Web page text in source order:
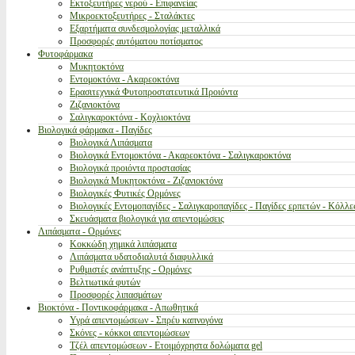
Εκτοξευτήρες νερού - Επιφανείας
Μικροεκτοξευτήρες - Σταλάκτες
Εξαρτήματα συνδεσμολογίας μεταλλικά
Προσφορές αυτόματου ποτίσματος
Φυτοφάρμακα
Μυκητοκτόνα
Εντομοκτόνα - Ακαρεοκτόνα
Ερασιτεχνικά Φυτοπροστατευτικά Προιόντα
Ζιζανιοκτόνα
Σαλιγκαροκτόνα - Κοχλιοκτόνα
Βιολογικά φάρμακα - Παγίδες
Βιολογικά Λιπάσματα
Βιολογικά Εντομοκτόνα - Ακαρεοκτόνα - Σαλιγκαροκτόνα
Βιολογικά προιόντα προστασίας
Βιολογικά Μυκητοκτόνα - Ζιζανιοκτόνα
Βιολογικές Φυτικές Ορμόνες
Βιολογικές Εντομοπαγίδες - Σαλιγκαροπαγίδες - Παγίδες ερπετών -
Σκευάσματα βιολογικά για απεντομώσεις
Λιπάσματα - Ορμόνες
Κοκκώδη χημικά λιπάσματα
Λιπάσματα υδατοδιαλυτά διαφυλλικά
Ρυθμιστές ανάπτυξης - Ορμόνες
Βελτιωτικά φυτών
Προσφορές λιπασμάτων
Βιοκτόνα - Ποντικοφάρμακα - Απωθητικά
Υγρά απεντομώσεων - Σπρέυ καπνογόνα
Σκόνες - κόκκοι απεντομώσεων
Τζέλ απεντομώσεων - Ετοιμόχρηστα δολώματα gel